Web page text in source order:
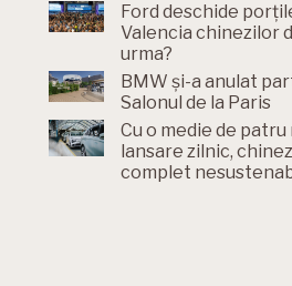
Ford deschide
Valencia chinezilor
urma?
BMW și-a anulat
Salonul de la Paris
Cu o medie de
lansare zilnic,
complet